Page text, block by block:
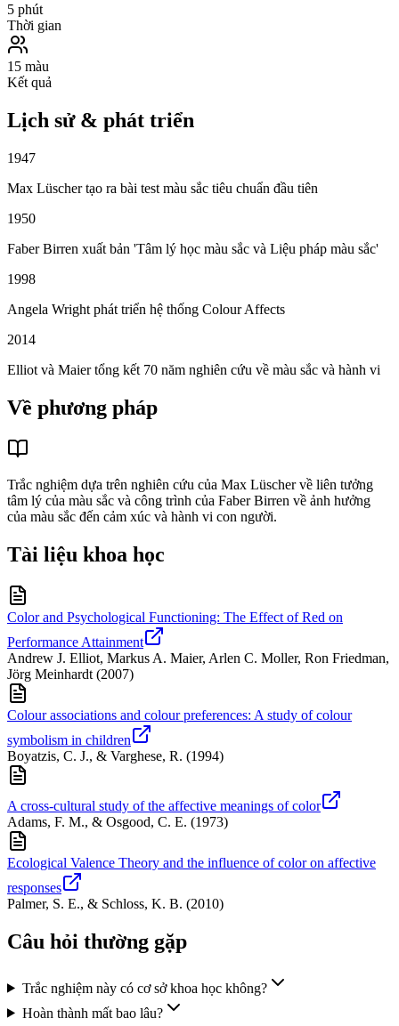
5 phút
Thời gian
15 màu
Kết quả
Lịch sử & phát triển
1947
Max Lüscher tạo ra bài test màu sắc tiêu chuẩn đầu tiên
1950
Faber Birren xuất bản 'Tâm lý học màu sắc và Liệu pháp màu sắc'
1998
Angela Wright phát triển hệ thống Colour Affects
2014
Elliot và Maier tổng kết 70 năm nghiên cứu về màu sắc và hành vi
Về phương pháp
Trắc nghiệm dựa trên nghiên cứu của Max Lüscher về liên tưởng
tâm lý của màu sắc và công trình của Faber Birren về ảnh hưởng
của màu sắc đến cảm xúc và hành vi con người.
Tài liệu khoa học
Color and Psychological Functioning: The Effect of Red on
Performance Attainment
Andrew J. Elliot, Markus A. Maier, Arlen C. Moller, Ron Friedman,
Jörg Meinhardt (2007)
Colour associations and colour preferences: A study of colour
symbolism in children
Boyatzis, C. J., & Varghese, R. (1994)
A cross-cultural study of the affective meanings of color
Adams, F. M., & Osgood, C. E. (1973)
Ecological Valence Theory and the influence of color on affective
responses
Palmer, S. E., & Schloss, K. B. (2010)
Câu hỏi thường gặp
Trắc nghiệm này có cơ sở khoa học không?
Hoàn thành mất bao lâu?